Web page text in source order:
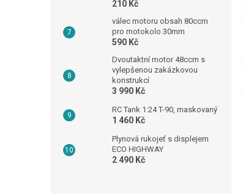
210 Kč
válec motoru obsah 80ccm
pro motokolo 30mm
590 Kč
Dvoutaktní motor 48ccm s
vylepšenou zakázkovou
konstrukcí
3 990 Kč
RC Tank 1:24 T-90, maskovaný
1 460 Kč
Plynová rukojeť s displejem
ECO HIGHWAY
2 490 Kč